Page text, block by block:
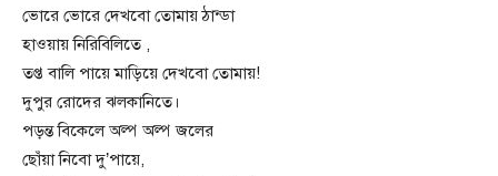
ভোরে ভোরে দেখবো তোমায় ঠান্ডা
হাওয়ায় নিরিবিলিতে ,
তপ্ত বালি পায়ে মাড়িয়ে দেখবো তোমায়!
দুপুর রোদের ঝলকানিতে।
পড়ন্ত বিকেলে অল্প অল্প জলের
ছোঁয়া নিবো দু’পায়ে,